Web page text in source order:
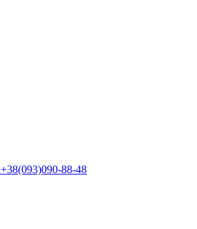
+38(093)090-88-48